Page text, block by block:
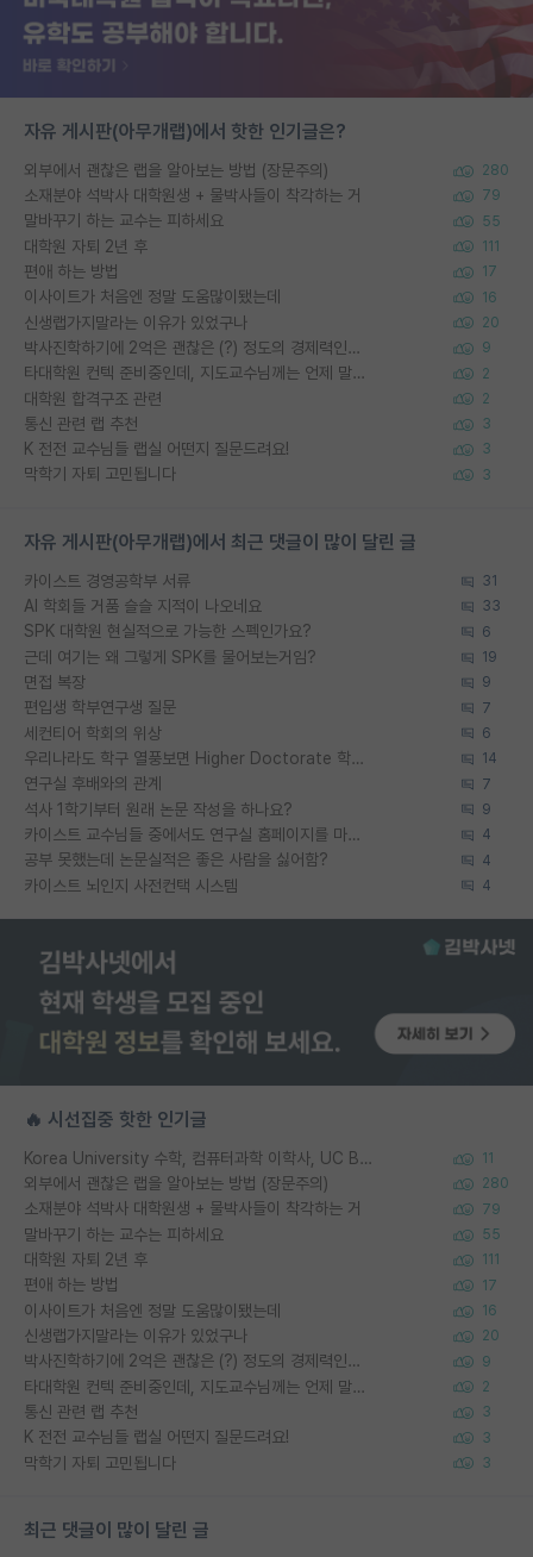
자유 게시판(아무개랩)에서 핫한 인기글은?
외부에서 괜찮은 랩을 알아보는 방법 (장문주의) 280
소재분야 석박사 대학원생 + 물박사들이 착각하는 거 79
말바꾸기 하는 교수는 피하세요 55
대학원 자퇴 2년 후 111
편애 하는 방법 17
이사이트가 처음엔 정말 도움많이됐는데 16
신생랩가지말라는 이유가 있었구나 20
박사진학하기에 2억은 괜찮은 (?) 정도의 경제력인가요 9
타대학원 컨텍 준비중인데, 지도교수님께는 언제 말씀드려야 할까요? 2
대학원 합격구조 관련 2
통신 관련 랩 추천 3
K 전전 교수님들 랩실 어떤지 질문드려요! 3
막학기 자퇴 고민됩니다 3
자유 게시판(아무개랩)에서 최근 댓글이 많이 달린 글
카이스트 경영공학부 서류 31
AI 학회들 거품 슬슬 지적이 나오네요 33
SPK 대학원 현실적으로 가능한 스펙인가요? 6
근데 여기는 왜 그렇게 SPK를 물어보는거임? 19
면접 복장 9
편입생 학부연구생 질문 7
세컨티어 학회의 위상 6
우리나라도 학구 열풍보면 Higher Doctorate 학위가 필요하다고 봅니다. 14
연구실 후배와의 관계 7
석사 1학기부터 원래 논문 작성을 하나요? 9
카이스트 교수님들 중에서도 연구실 홈페이지를 마련 안 하신 분들이 계시던데 4
공부 못했는데 논문실적은 좋은 사람을 싫어함? 4
카이스트 뇌인지 사전컨택 시스템 4
🔥 시선집중 핫한 인기글
Korea University 수학, 컴퓨터과학 이학사, UC Berkeley 산업공학 대학원 공학박사가 되는 것은 쉽지 않겠죠? 11
외부에서 괜찮은 랩을 알아보는 방법 (장문주의) 280
소재분야 석박사 대학원생 + 물박사들이 착각하는 거 79
말바꾸기 하는 교수는 피하세요 55
대학원 자퇴 2년 후 111
편애 하는 방법 17
이사이트가 처음엔 정말 도움많이됐는데 16
신생랩가지말라는 이유가 있었구나 20
박사진학하기에 2억은 괜찮은 (?) 정도의 경제력인가요 9
타대학원 컨텍 준비중인데, 지도교수님께는 언제 말씀드려야 할까요? 2
통신 관련 랩 추천 3
K 전전 교수님들 랩실 어떤지 질문드려요! 3
막학기 자퇴 고민됩니다 3
최근 댓글이 많이 달린 글